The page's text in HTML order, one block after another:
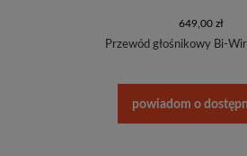
649,00 zł
Przewód głośnikowy Bi-
powiadom o